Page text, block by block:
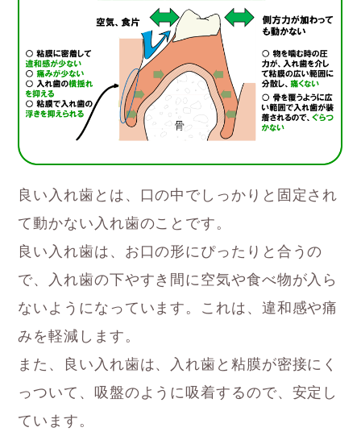
良い入れ歯とは、口の中でしっかりと固定され
て動かない入れ歯のことです。
良い入れ歯は、お口の形にぴったりと合うの
で、入れ歯の下やすき間に空気や食べ物が入ら
ないようになっています。これは、違和感や痛
みを軽減します。
また、良い入れ歯は、入れ歯と粘膜が密接にく
っついて、吸盤のように吸着するので、安定し
ています。